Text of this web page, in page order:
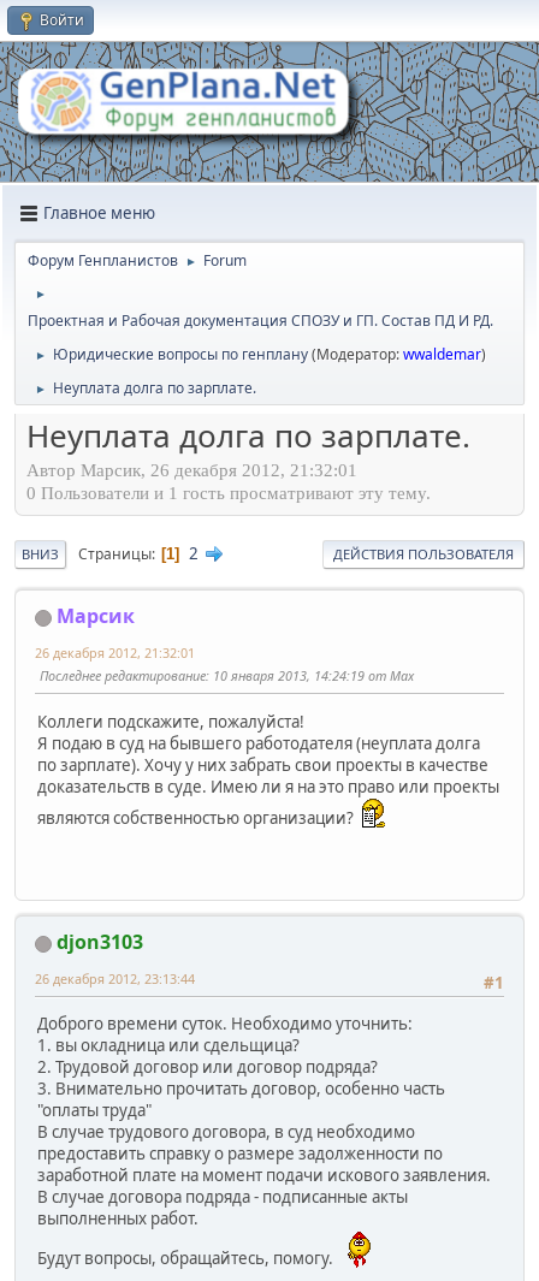
Войти
Главное меню
Форум Генпланистов ► Forum
►
Проектная и Рабочая документация СПОЗУ и ГП. Состав ПД И РД.
► Юридичеcкие вопросы по генплану(Модератор:wwaldemar)
► Неуплата долга по зарплате.
Неуплата долга по зарплате.
Автор Марсик, 26 декабря 2012, 21:32:01
0 Пользователи и 1 гость просматривают эту тему.
ВНИЗ Страницы 1 2 ДЕЙСТВИЯ ПОЛЬЗОВАТЕЛЯ
Марсик
26 декабря 2012, 21:32:01
Последнее редактирование: 10 января 2013, 14:24:19 от Max
Коллеги подскажите, пожалуйста!
Я подаю в суд на бывшего работодателя (неуплата долга
по зарплате). Хочу у них забрать свои проекты в качестве
доказательств в суде. Имею ли я на это право или проекты
являются собственностью организации?
djon3103
#1
26 декабря 2012, 23:13:44
Доброго времени суток. Необходимо уточнить:
1. вы окладница или сдельщица?
2. Трудовой договор или договор подряда?
3. Внимательно прочитать договор, особенно часть
"оплаты труда"
В случае трудового договора, в суд необходимо
предоставить справку о размере задолженности по
заработной плате на момент подачи искового заявления.
В случае договора подряда - подписанные акты
выполненных работ.
Будут вопросы, обращайтесь, помогу.